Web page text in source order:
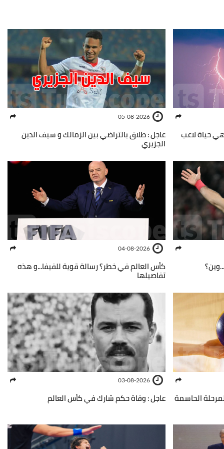
حياة لاعب
05-08-2026
عاجل : طلاق بالتراضي بين الزمالك و سيف الدين
الجزيري
04-08-2026
كأس العالم في خطر؟ رسالة قوية للفيفا...و هذه
تفاصيلها
الحاسمة
03-08-2026
عاجل : وفاة حكم شارك في كأس العالم